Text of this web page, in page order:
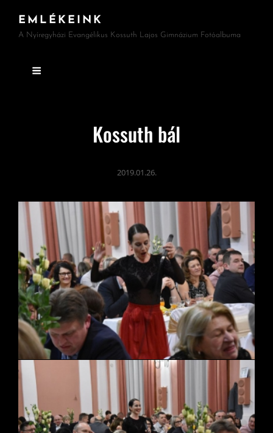
EMLÉKEINK
A Nyíregyházi Evangélikus Kossuth Lajos Gimnázium Fotóalbuma
Kossuth bál
2019.01.26.